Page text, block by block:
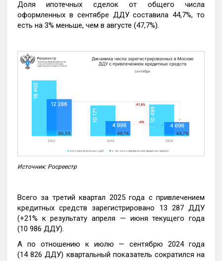
Доля ипотечных сделок от общего числа
оформленных в сентябре ДДУ составила 44,7%, то
есть на 3% меньше, чем в августе (47,7%).
Источник: Росреестр
Всего за третий квартал 2025 года с привлечением
кредитных средств зарегистрировано 13 287 ДДУ
(+21% к результату апреля — июня текущего года
(10 986 ДДУ).
А по отношению к июлю — сентябрю 2024 года
(14 826 ДДУ) квартальный показатель сократился на